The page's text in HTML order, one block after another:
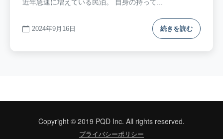
近年急速に増えている民泊。 自身の持って...
2024年9月16日 続きを読む
Copyright © 2019 PQD Inc. All rights reserved.
プライバシーポリシー